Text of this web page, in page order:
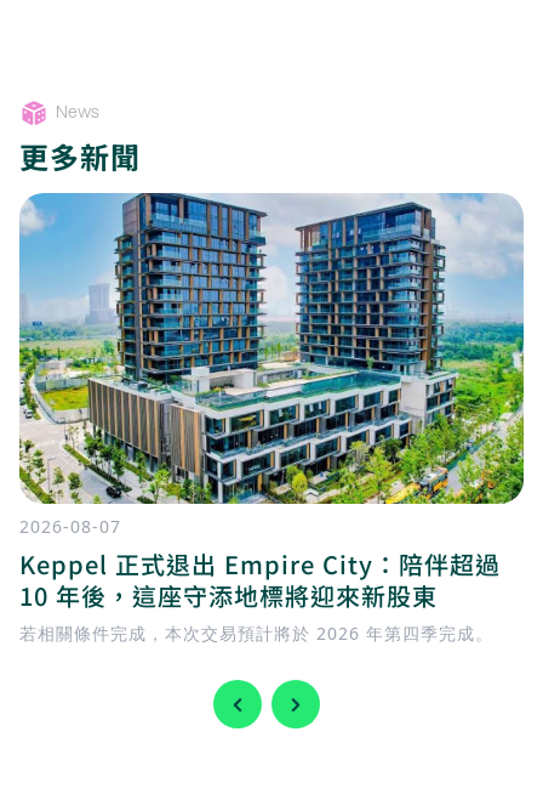
News
更多新聞
2026-08-07
Keppel 正式退出 Empire City：陪伴超過
10 年後，這座守添地標將迎來新股東
若相關條件完成，本次交易預計將於 2026 年第四季完成。